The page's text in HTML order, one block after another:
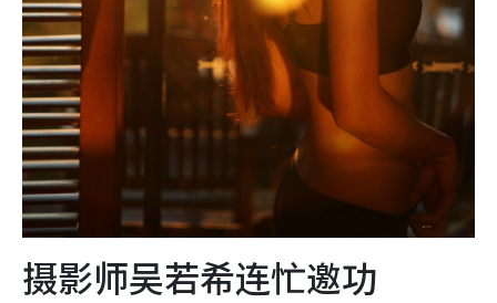
摄影师吴若希连忙邀功